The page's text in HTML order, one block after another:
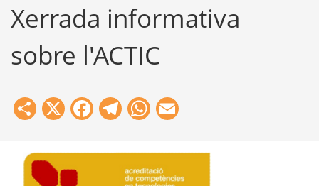
Eines
Xerrada informativa
sobre l'ACTIC
Share
X Facebook
Telegram
WhatsApp